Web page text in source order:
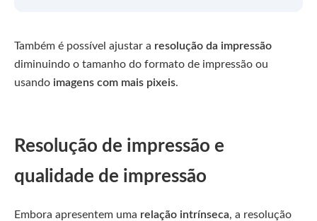
Também é possível ajustar a resolução da impressão
diminuindo o tamanho do formato de impressão ou
usando imagens com mais pixeis.
Resolução de impressão e
qualidade de impressão
Embora apresentem uma relação intrínseca, a resolução